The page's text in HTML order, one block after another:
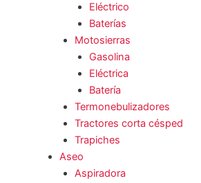
Eléctrico
Baterías
Motosierras
Gasolina
Eléctrica
Batería
Termonebulizadores
Tractores corta césped
Trapiches
Aseo
Aspiradora